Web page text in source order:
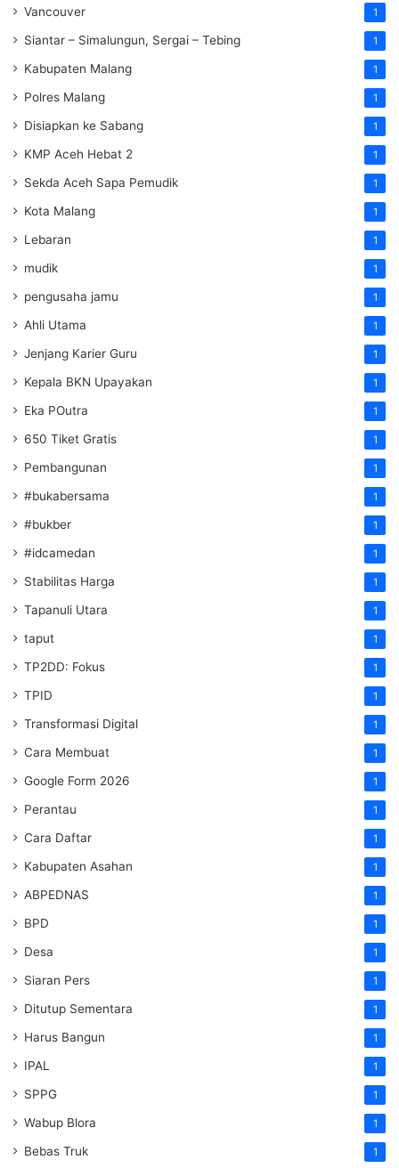
Vancouver 1
Siantar – Simalungun, Sergai – Tebing 1
Kabupaten Malang 1
Polres Malang 1
Disiapkan ke Sabang 1
KMP Aceh Hebat 2 1
Sekda Aceh Sapa Pemudik 1
Kota Malang 1
Lebaran 1
mudik 1
pengusaha jamu 1
Ahli Utama 1
Jenjang Karier Guru 1
Kepala BKN Upayakan 1
Eka POutra 1
650 Tiket Gratis 1
Pembangunan 1
#bukabersama 1
#bukber 1
#idcamedan 1
Stabilitas Harga 1
Tapanuli Utara 1
taput 1
TP2DD: Fokus 1
TPID 1
Transformasi Digital 1
Cara Membuat 1
Google Form 2026 1
Perantau 1
Cara Daftar 1
Kabupaten Asahan 1
ABPEDNAS 1
BPD 1
Desa 1
Siaran Pers 1
Ditutup Sementara 1
Harus Bangun 1
IPAL 1
SPPG 1
Wabup Blora 1
Bebas Truk 1